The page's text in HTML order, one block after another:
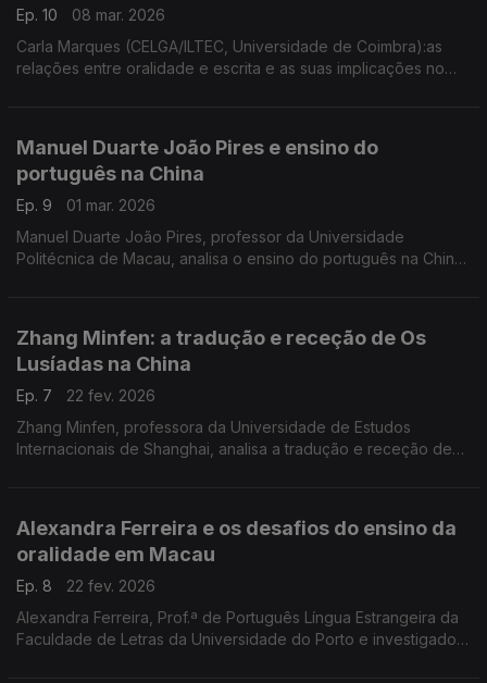
Ep. 10
08 mar. 2026
Carla Marques (CELGA/ILTEC, Universidade de Coimbra):as
relações entre oralidade e escrita e as suas implicações no
Manuel Duarte João Pires e ensino do
português na China
Ep. 9
01 mar. 2026
Manuel Duarte João Pires, professor da Universidade
Politécnica de Macau, analisa o ensino do português na China
Zhang Minfen: a tradução e receção de Os
Lusíadas na China
Ep. 7
22 fev. 2026
Zhang Minfen, professora da Universidade de Estudos
Internacionais de Shanghai, analisa a tradução e receção de
Alexandra Ferreira e os desafios do ensino da
oralidade em Macau
Ep. 8
22 fev. 2026
Alexandra Ferreira, Prof.ª de Português Língua Estrangeira da
Faculdade de Letras da Universidade do Porto e investigadora